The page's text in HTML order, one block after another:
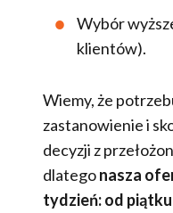
Wybór
klientów).
Wiemy, że
zastanowienie i
decyzji z
dlategonasza
tydzień: od